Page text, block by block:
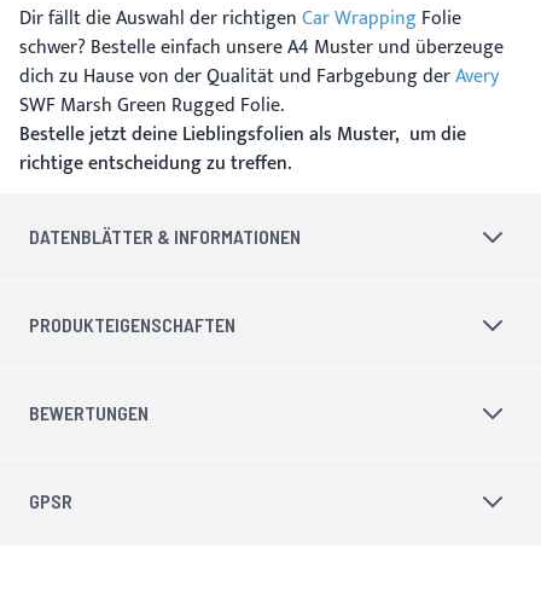
Dir fällt die Auswahl der richtigenCar WrappingFolie
schwer? Bestelle einfach unsere A4 Muster und überzeuge
dich zu Hause von der Qualität und Farbgebung derAvery
SWF Marsh Green Rugged Folie.
Bestelle jetzt deine Lieblingsfolien als Muster, um die
richtige entscheidung zu treffen.
DATENBLÄTTER & INFORMATIONEN
PRODUKTEIGENSCHAFTEN
BEWERTUNGEN
GPSR